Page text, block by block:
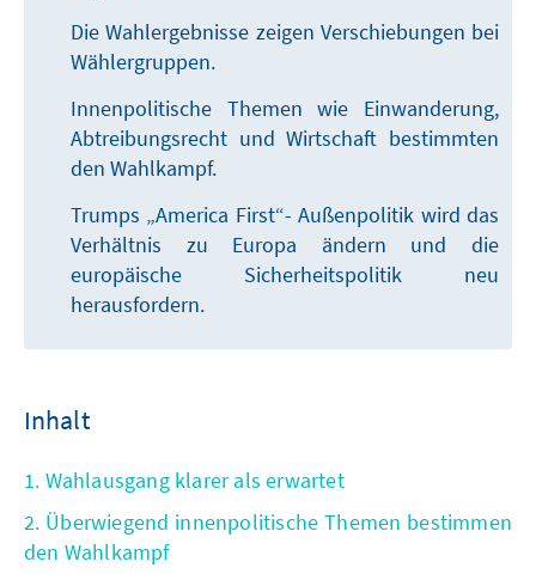
Die Wahlergebnisse zeigen Verschiebungen bei
Wählergruppen.
Innenpolitische Themen wie Einwanderung,
Abtreibungsrecht und Wirtschaft bestimmten
den Wahlkampf.
Trumps „America First“- Außenpolitik wird das
Verhältnis zu Europa ändern und die
europäische Sicherheitspolitik neu
herausfordern.
Inhalt
1. Wahlausgang klarer als erwartet
2. Überwiegend innenpolitische Themen bestimmen
den Wahlkampf